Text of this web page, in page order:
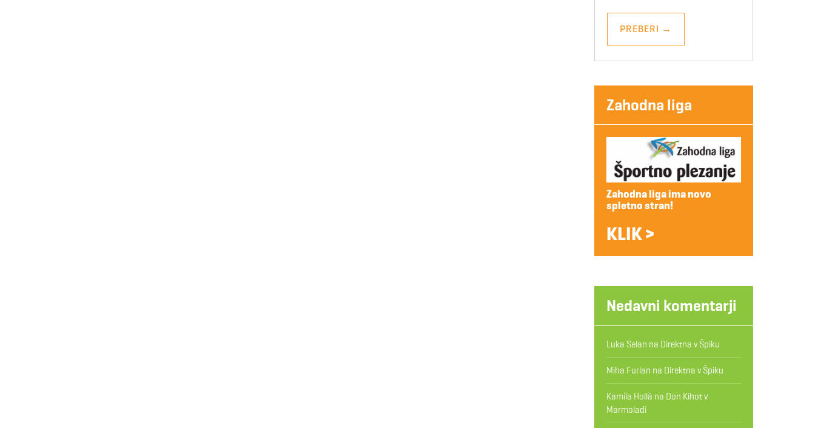
PREBERI →
Zahodna liga
Zahodna liga ima novo
spletno stran!
KLIK >
Nedavni komentarji
Luka Selan na Direktna v Špiku
Miha Furlan na Direktna v Špiku
Kamila Hollá na Don Kihot v
Marmoladi